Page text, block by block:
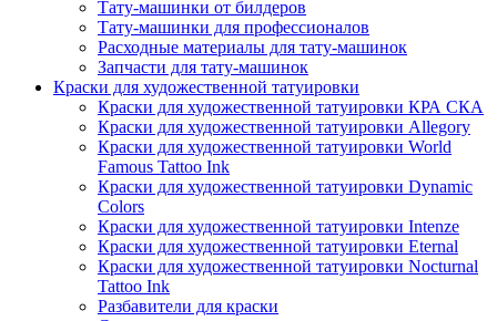
Тату-машинки от билдеров
Тату-машинки для профессионалов
Расходные материалы для тату-машинок
Запчасти для тату-машинок
Краски для художественной татуировки
Краски для художественной татуировки КРА СКА
Краски для художественной татуировки Allegory
Краски для художественной татуировки World
Famous Tattoo Ink
Краски для художественной татуировки Dynamic
Colors
Краски для художественной татуировки Intenze
Краски для художественной татуировки Eternal
Краски для художественной татуировки Nocturnal
Tattoo Ink
Разбавители для краски